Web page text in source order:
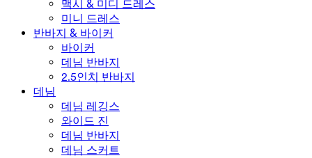
맥시 & 미디 드레스
미니 드레스
반바지 & 바이커
바이커
데님 반바지
2.5인치 반바지
데님
데님 레깅스
와이드 진
데님 반바지
데님 스커트